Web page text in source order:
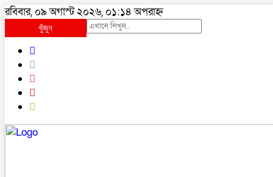
রবিবার, ০৯ অগাস্ট ২০২৬, ০১:১৪ অপরাহ্ন
খুঁজুন